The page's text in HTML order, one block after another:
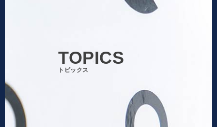
TOPICS
トピックス